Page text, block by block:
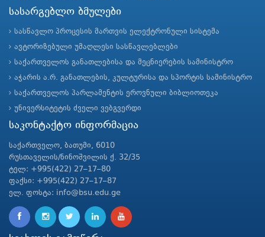
სასარგებლო ბმულები
სასწავლო პროცესის მართვის ელექტრონული სისტემა
ავტორიზებული უმაღლესი სასწავლებლები
საქართველოს განათლებისა და მეცნიერების სამინისტრო
აჭარის ა.რ. განათლების, კულტურისა და სპორტის სამინისტრო
საქართველოს პარლამენტის ეროვნული ბიბლიოთეკა
უნივერსიტეტის ძველი ვებგვერდი
საკონტაქტო ინფორმაცია
საქართველო, ბათუმი, 6010
რუსთაველის/ნინოშვილის ქ. 32/35
ტელ: +995(422) 27–17–80
ფაქსი: +995(422) 27–17–87
ელ. ფოსტა: info@bsu.edu.ge